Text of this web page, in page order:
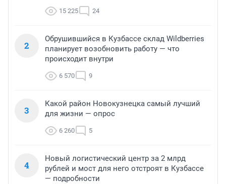
15 225 24
2
Обрушившийся в Кузбассе склад Wildberries
планирует возобновить работу — что
происходит внутри
6 570 9
3
Какой район Новокузнецка самый лучший
для жизни — опрос
6 260 5
4
Новый логистический центр за 2 млрд
рублей и мост для него отстроят в Кузбассе
— подробности